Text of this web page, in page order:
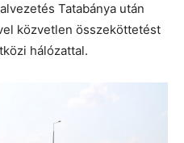
Tatabánya után
közvetlen összeköttetést
hálózattal.